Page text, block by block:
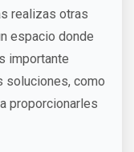
realizas otras
espacio donde
importante
soluciones, como
proporcionarles